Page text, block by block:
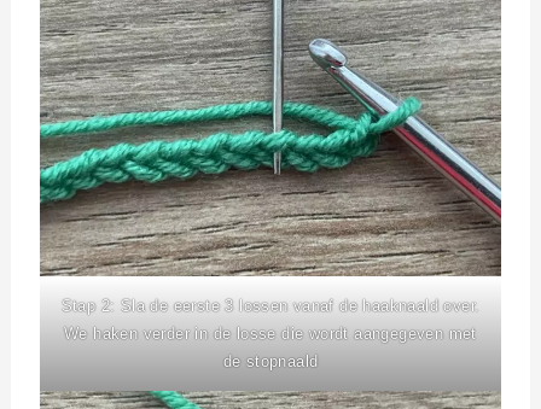
Stap 2: Sla de eerste 3 lossen vanaf de haaknaald over.
We haken verder in de losse die wordt aangegeven met
de stopnaald